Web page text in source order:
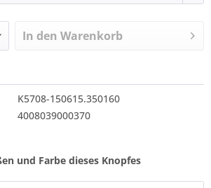
In den Warenkorb
K5708-150615.350160
4008039000370
und Farbe dieses Knopfes